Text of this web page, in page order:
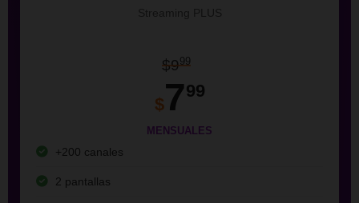
$999
$799
MENSUALES
+200 canales
2 pantallas